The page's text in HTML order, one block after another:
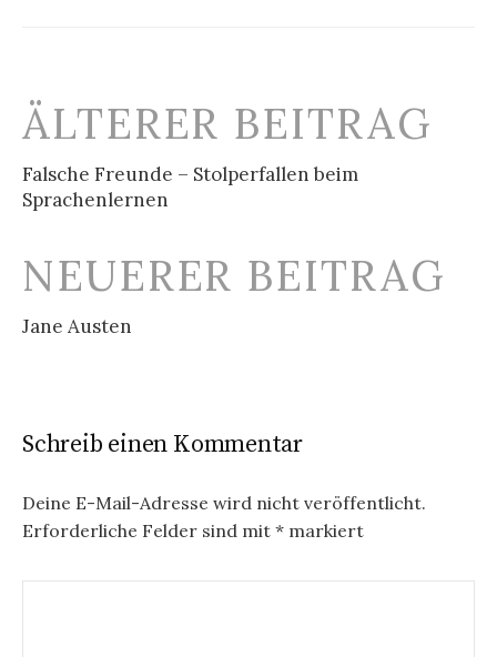
Beitrags-
ÄLTERER BEITRAG
Falsche Freunde – Stolperfallen beim
Sprachenlernen
NEUERER BEITRAG
Jane Austen
Schreib einen Kommentar
Deine E-Mail-Adresse wird nicht veröffentlicht.
Erforderliche Felder sind mit * markiert